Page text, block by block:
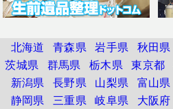
北海道 青森県 岩手県 秋田県
茨城県 群馬県 栃木県 東京都
新潟県 長野県 山梨県 富山県
静岡県 三重県 岐阜県 大阪府